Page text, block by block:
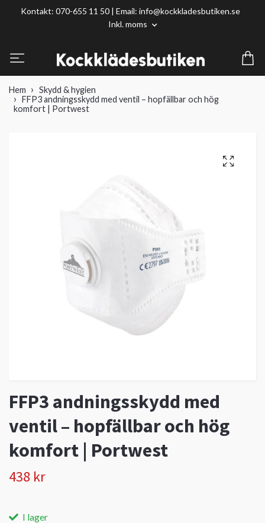
Kontakt: 070-655 11 50 | Email: info@kockkladesbutiken.se
Inkl. moms
Hem
Skydd & hygien
FFP3 andningsskydd med ventil – hopfällbar och hög
komfort | Portwest
FFP3 andningsskydd med
ventil – hopfällbar och hög
komfort | Portwest
438 kr
I lager